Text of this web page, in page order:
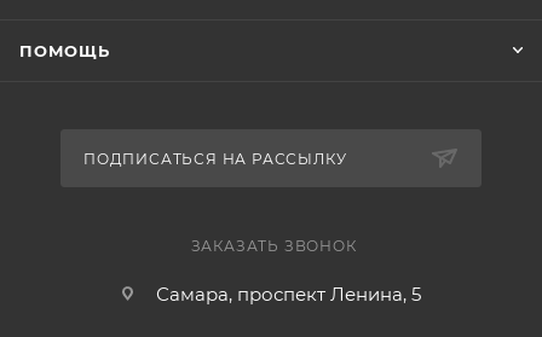
ПОМОЩЬ
ПОДПИСАТЬСЯ НА РАССЫЛКУ
ЗАКАЗАТЬ ЗВОНОК
Самара, проспект Ленина, 5